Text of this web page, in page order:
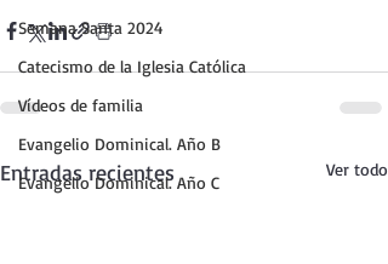
Semana Santa 2024
Catecismo de la Iglesia Católica
Vídeos de familia
Evangelio Dominical. Año B
Evangelio Dominical. Año C
Entradas recientes Ver todo